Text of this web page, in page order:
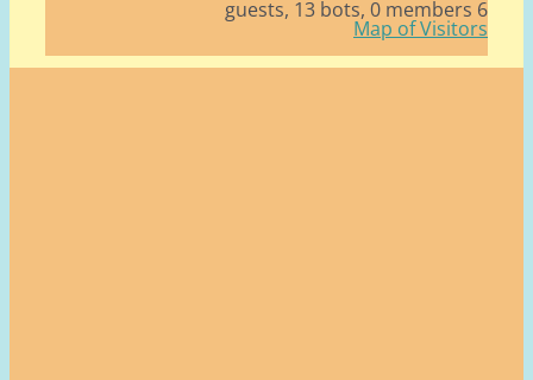
13 bots, 0 members
Map of